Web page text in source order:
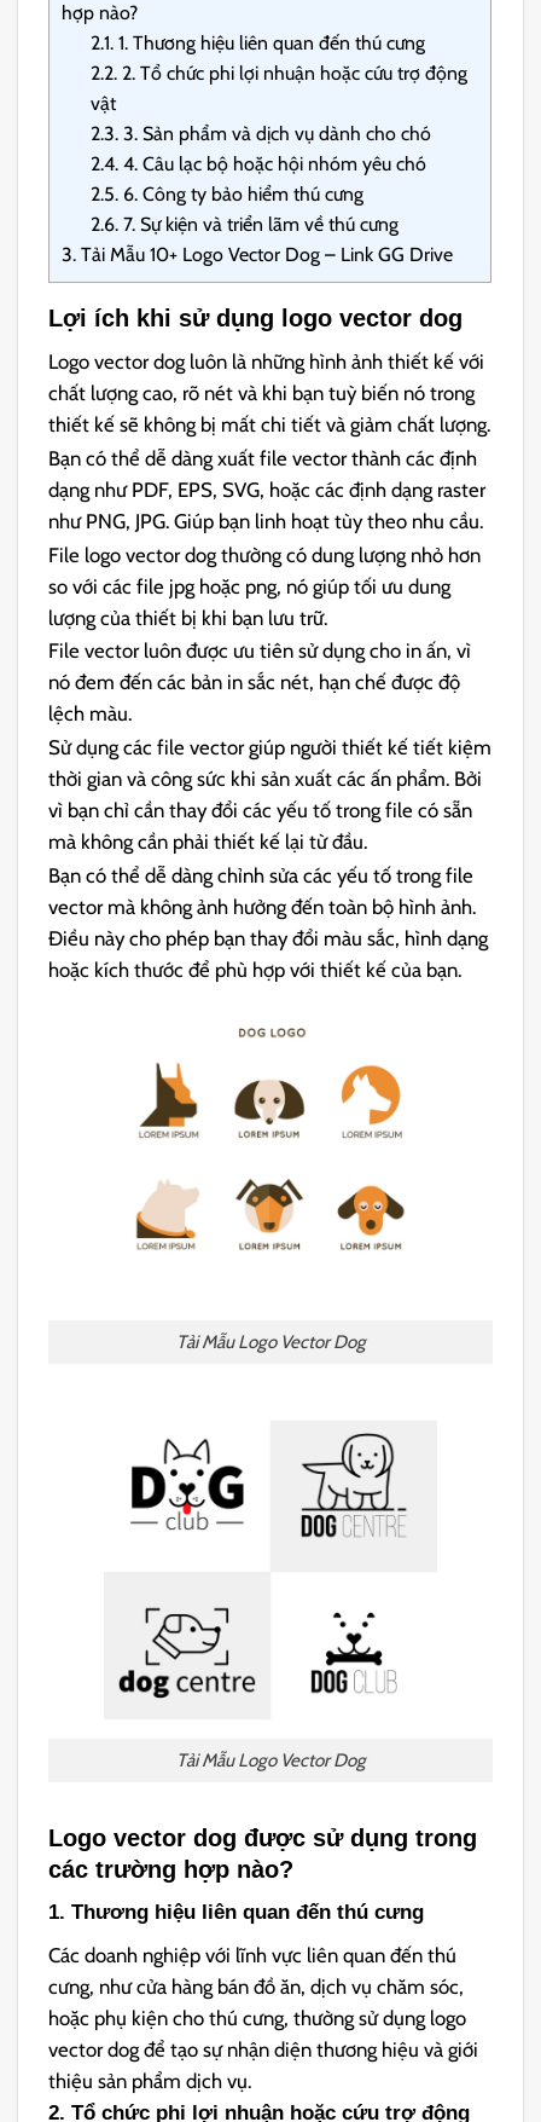
hợp nào?
2.1. 1. Thương hiệu liên quan đến thú cưng
2.2. 2. Tổ chức phi lợi nhuận hoặc cứu trợ động
vật
2.3. 3. Sản phẩm và dịch vụ dành cho chó
2.4. 4. Câu lạc bộ hoặc hội nhóm yêu chó
2.5. 6. Công ty bảo hiểm thú cưng
2.6. 7. Sự kiện và triển lãm về thú cưng
3. Tải Mẫu 10+ Logo Vector Dog – Link GG Drive
Lợi ích khi sử dụng logo vector dog
Logo vector dog luôn là những hình ảnh thiết kế với
chất lượng cao, rõ nét và khi bạn tuỳ biến nó trong
thiết kế sẽ không bị mất chi tiết và giảm chất lượng.
Bạn có thể dễ dàng xuất file vector thành các định
dạng như PDF, EPS, SVG, hoặc các định dạng raster
như PNG, JPG. Giúp bạn linh hoạt tùy theo nhu cầu.
File logo vector dog thường có dung lượng nhỏ hơn
so với các file jpg hoặc png, nó giúp tối ưu dung
lượng của thiết bị khi bạn lưu trữ.
File vector luôn được ưu tiên sử dụng cho in ấn, vì
nó đem đến các bản in sắc nét, hạn chế được độ
lệch màu.
Sử dụng các file vector giúp người thiết kế tiết kiệm
thời gian và công sức khi sản xuất các ấn phẩm. Bởi
vì bạn chỉ cần thay đổi các yếu tố trong file có sẵn
mà không cần phải thiết kế lại từ đầu.
Bạn có thể dễ dàng chỉnh sửa các yếu tố trong file
vector mà không ảnh hưởng đến toàn bộ hình ảnh.
Điều này cho phép bạn thay đổi màu sắc, hình dạng
hoặc kích thước để phù hợp với thiết kế của bạn.
Tải Mẫu Logo Vector Dog
Tải Mẫu Logo Vector Dog
Logo vector dog được sử dụng trong
các trường hợp nào?
1. Thương hiệu liên quan đến thú cưng
Các doanh nghiệp với lĩnh vực liên quan đến thú
cưng, như cửa hàng bán đồ ăn, dịch vụ chăm sóc,
hoặc phụ kiện cho thú cưng, thường sử dụng logo
vector dog để tạo sự nhận diện thương hiệu và giới
thiệu sản phẩm dịch vụ.
2. Tổ chức phi lợi nhuận hoặc cứu trợ động